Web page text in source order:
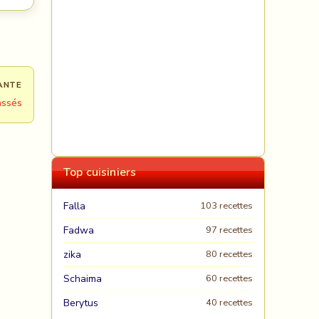
Top cuisiniers
Falla 103 recettes
Fadwa 97 recettes
zika 80 recettes
Schaima 60 recettes
Berytus
40 recettes